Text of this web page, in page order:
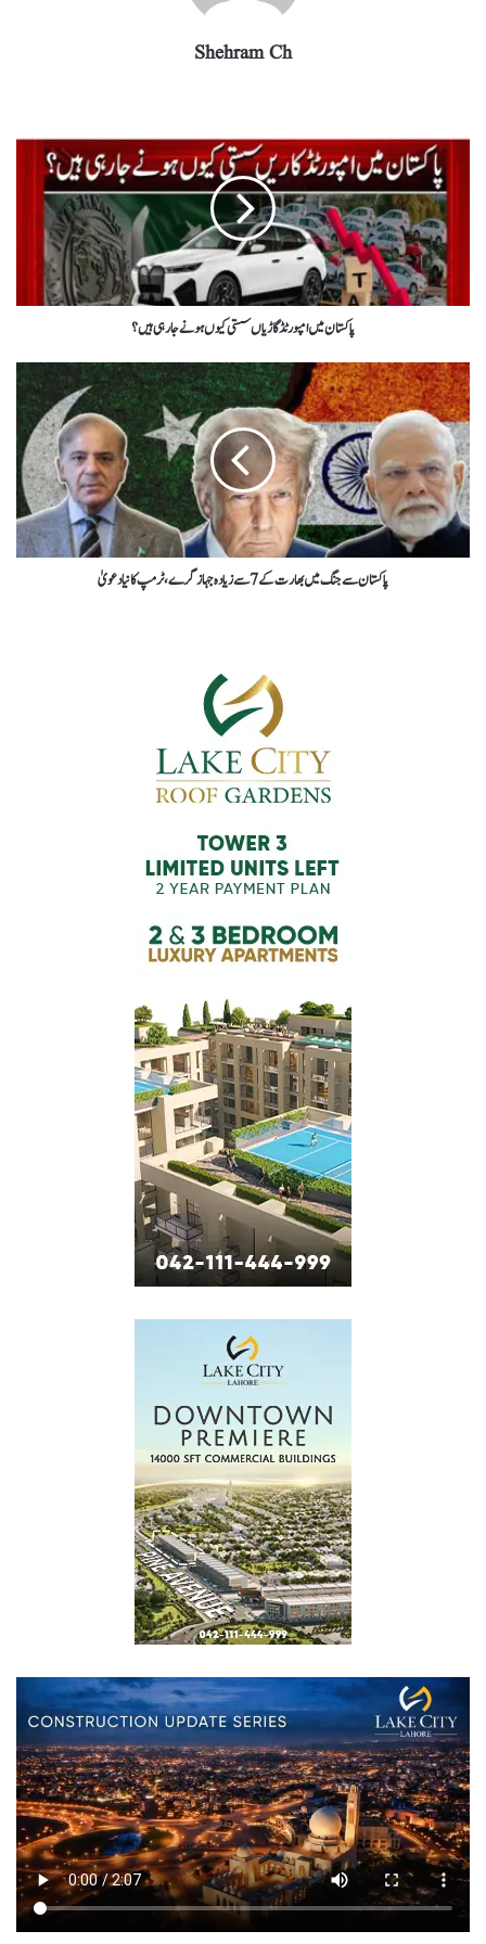
Shehram Ch
پاکستان میں امپورٹڈگاڑیاں سستی کیوں ہونےجارہی ہیں؟
پاکستان سےجنگ میں بھارت کے7سےزیادہ جہاز گرے،ٹرمپ کانیادعویٰ